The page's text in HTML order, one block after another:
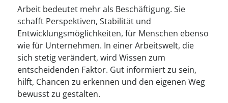
Arbeit bedeutet mehr als Beschäftigung. Sie
schafft Perspektiven, Stabilität und
Entwicklungsmöglichkeiten, für Menschen ebenso
wie für Unternehmen. In einer Arbeitswelt, die
sich stetig verändert, wird Wissen zum
entscheidenden Faktor. Gut informiert zu sein,
hilft, Chancen zu erkennen und den eigenen Weg
bewusst zu gestalten.